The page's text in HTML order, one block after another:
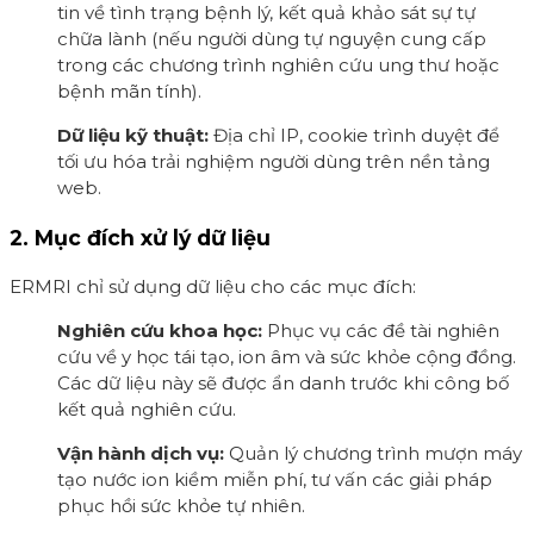
tin về tình trạng bệnh lý, kết quả khảo sát sự tự
chữa lành (nếu người dùng tự nguyện cung cấp
trong các chương trình nghiên cứu ung thư hoặc
bệnh mãn tính).
Dữ liệu kỹ thuật: Địa chỉ IP, cookie trình duyệt để
tối ưu hóa trải nghiệm người dùng trên nền tảng
web.
2. Mục đích xử lý dữ liệu
ERMRI chỉ sử dụng dữ liệu cho các mục đích:
Nghiên cứu khoa học: Phục vụ các đề tài nghiên
cứu về y học tái tạo, ion âm và sức khỏe cộng đồng.
Các dữ liệu này sẽ được ẩn danh trước khi công bố
kết quả nghiên cứu.
Vận hành dịch vụ: Quản lý chương trình mượn máy
tạo nước ion kiềm miễn phí, tư vấn các giải pháp
phục hồi sức khỏe tự nhiên.